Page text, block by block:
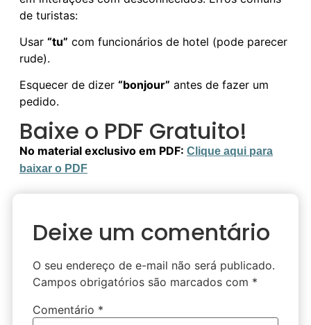
de turistas:
Usar “tu” com funcionários de hotel (pode parecer
rude).
Esquecer de dizer “bonjour” antes de fazer um
pedido.
Baixe o PDF Gratuito!
No material exclusivo em PDF: Clique aqui para
baixar o PDF
Deixe um comentário
O seu endereço de e-mail não será publicado.
Campos obrigatórios são marcados com *
Comentário *